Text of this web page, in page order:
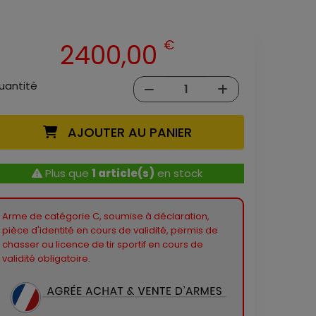
2400,00 €
AJOUTER AU PANIER
Plus que 1 article(s) en stock
Arme de catégorie C, soumise à déclaration,
pièce d'identité en cours de validité, permis de
chasser ou licence de tir sportif en cours de
validité obligatoire.